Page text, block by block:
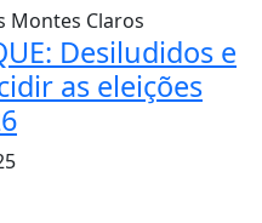
Montes Claros
Desiludidos e
as eleições